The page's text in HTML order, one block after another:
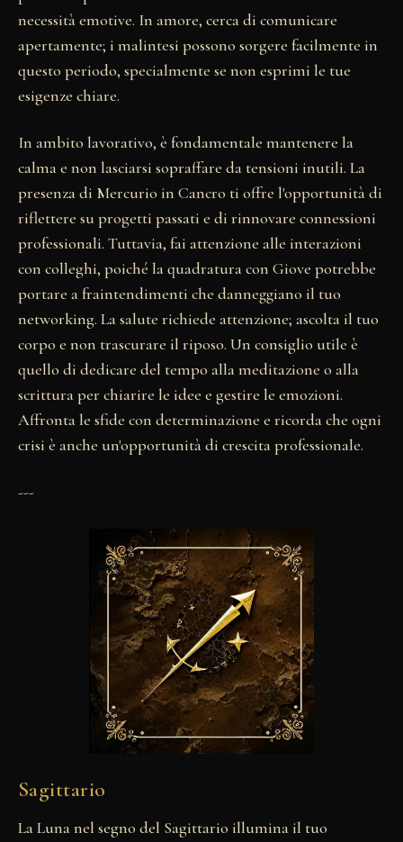
necessità emotive. In amore, cerca di comunicare
apertamente; i malintesi possono sorgere facilmente in
questo periodo, specialmente se non esprimi le tue
esigenze chiare.
In ambito lavorativo, è fondamentale mantenere la
calma e non lasciarsi sopraffare da tensioni inutili. La
presenza di Mercurio in Cancro ti offre l'opportunità di
riflettere su progetti passati e di rinnovare connessioni
professionali. Tuttavia, fai attenzione alle interazioni
con colleghi, poiché la quadratura con Giove potrebbe
portare a fraintendimenti che danneggiano il tuo
networking. La salute richiede attenzione; ascolta il tuo
corpo e non trascurare il riposo. Un consiglio utile è
quello di dedicare del tempo alla meditazione o alla
scrittura per chiarire le idee e gestire le emozioni.
Affronta le sfide con determinazione e ricorda che ogni
crisi è anche un'opportunità di crescita professionale.
---
Sagittario
La Luna nel segno del Sagittario illumina il tuo